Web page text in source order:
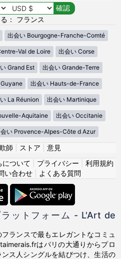
： フランス
出会い Bourgogne-Franche-Comté
Val de Loire 出会い Corse
Grand Est 出会い Grande-Terre
出会い Hauts-de-France
La Réunion 出会い Martinique
Aquitaine 出会い Occitanie
い Provence-Alpes-Côte d Azur
師 ストア
意見
について プライバシー
利用規約
い合わせ| よくある質問
ットフォーム - L'Art de
ランスで最もエレガントなコミュ
はパリの大通りからプロ
ス人シングルを結びつけ、生活の